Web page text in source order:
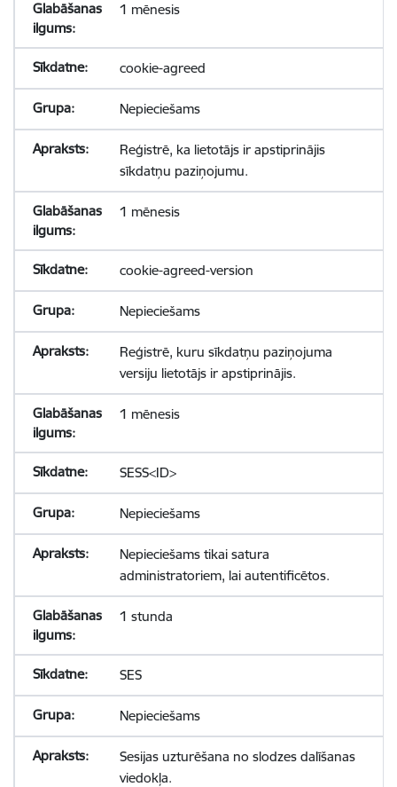
1 mēnesis
cookie-agreed
Nepieciešams
Reģistrē, ka lietotājs ir apstiprinājis
sīkdatņu paziņojumu.
1 mēnesis
cookie-agreed-version
Nepieciešams
Reģistrē, kuru sīkdatņu paziņojuma
versiju lietotājs ir apstiprinājis.
1 mēnesis
SESS<ID>
Nepieciešams
Nepieciešams tikai satura
administratoriem, lai autentificētos.
1 stunda
SES
Nepieciešams
Sesijas uzturēšana no slodzes dalīšanas
viedokļa.